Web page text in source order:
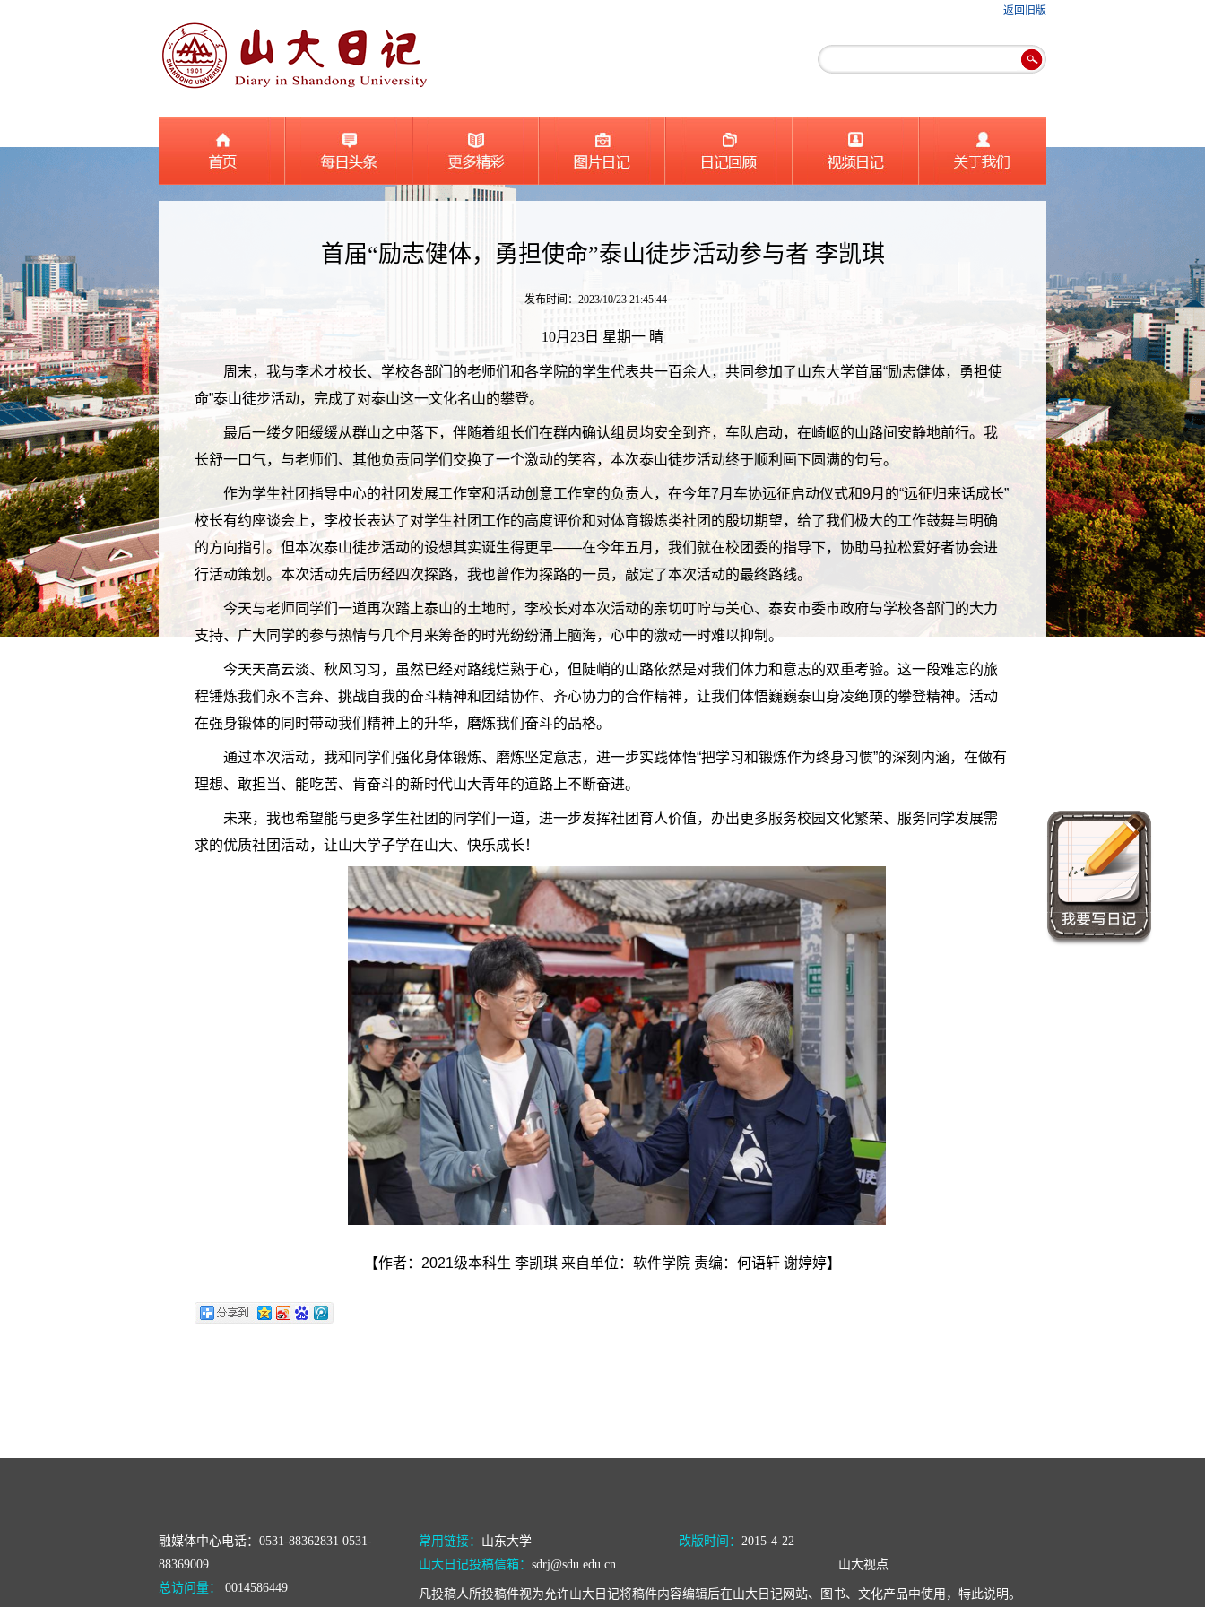
返回旧版
首届“励志健体，勇担使命”泰山徒步活动参与者 李凯琪
发布时间：2023/10/23 21:45:44
10月23日 星期一 晴
周末，我与李术才校长、学校各部门的老师们和各学院的学生代表共一百余人，共同参加了山东大学首届“励志健体，勇担使
命”泰山徒步活动，完成了对泰山这一文化名山的攀登。
最后一缕夕阳缓缓从群山之中落下，伴随着组长们在群内确认组员均安全到齐，车队启动，在崎岖的山路间安静地前行。我
长舒一口气，与老师们、其他负责同学们交换了一个激动的笑容，本次泰山徒步活动终于顺利画下圆满的句号。
作为学生社团指导中心的社团发展工作室和活动创意工作室的负责人，在今年7月车协远征启动仪式和9月的“远征归来话成长”
校长有约座谈会上，李校长表达了对学生社团工作的高度评价和对体育锻炼类社团的殷切期望，给了我们极大的工作鼓舞与明确
的方向指引。但本次泰山徒步活动的设想其实诞生得更早——在今年五月，我们就在校团委的指导下，协助马拉松爱好者协会进
行活动策划。本次活动先后历经四次探路，我也曾作为探路的一员，敲定了本次活动的最终路线。
今天与老师同学们一道再次踏上泰山的土地时，李校长对本次活动的亲切叮咛与关心、泰安市委市政府与学校各部门的大力
支持、广大同学的参与热情与几个月来筹备的时光纷纷涌上脑海，心中的激动一时难以抑制。
今天天高云淡、秋风习习，虽然已经对路线烂熟于心，但陡峭的山路依然是对我们体力和意志的双重考验。这一段难忘的旅
程锤炼我们永不言弃、挑战自我的奋斗精神和团结协作、齐心协力的合作精神，让我们体悟巍巍泰山身凌绝顶的攀登精神。活动
在强身锻体的同时带动我们精神上的升华，磨炼我们奋斗的品格。
通过本次活动，我和同学们强化身体锻炼、磨炼坚定意志，进一步实践体悟“把学习和锻炼作为终身习惯”的深刻内涵，在做有
理想、敢担当、能吃苦、肯奋斗的新时代山大青年的道路上不断奋进。
未来，我也希望能与更多学生社团的同学们一道，进一步发挥社团育人价值，办出更多服务校园文化繁荣、服务同学发展需
求的优质社团活动，让山大学子学在山大、快乐成长！
【作者：2021级本科生 李凯琪 来自单位：软件学院 责编：何语轩 谢婷婷】
融媒体中心电话：0531-88362831 0531-
88369009
常用链接： 山东大学 改版时间： 2015-4-22
山大日记投稿信箱： sdrj@sdu.edu.cn
山大视点
总访问量：
0014586449 凡投稿人所投稿件视为允许山大日记将稿件内容编辑后在山大日记网站、图书、文化产品中使用，特此说明。